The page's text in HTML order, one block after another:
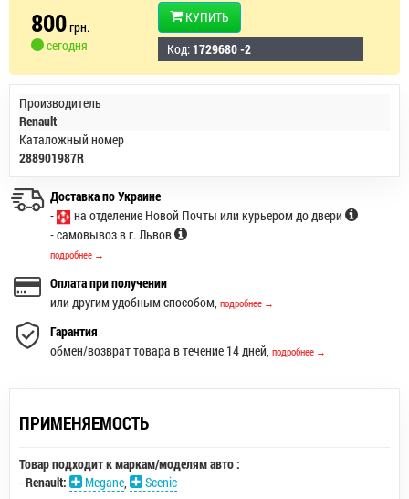
800грн.
сегодня
КУПИТЬ
Код: 1729680 -2
Производитель
Renault
Каталожный номер
288901987R
Доставка по Украине
-
на отделение Новой Почты или курьером до двери
- самовывоз в г. Львов
подробнее →
Оплата при получении
или другим удобным способом, подробнее →
Гарантия
обмен/возврат товара в течение 14 дней, подробнее →
ПРИМЕНЯЕМОСТЬ
Товар подходит к маркам/моделям авто :
-Renault: Megane,
Scenic